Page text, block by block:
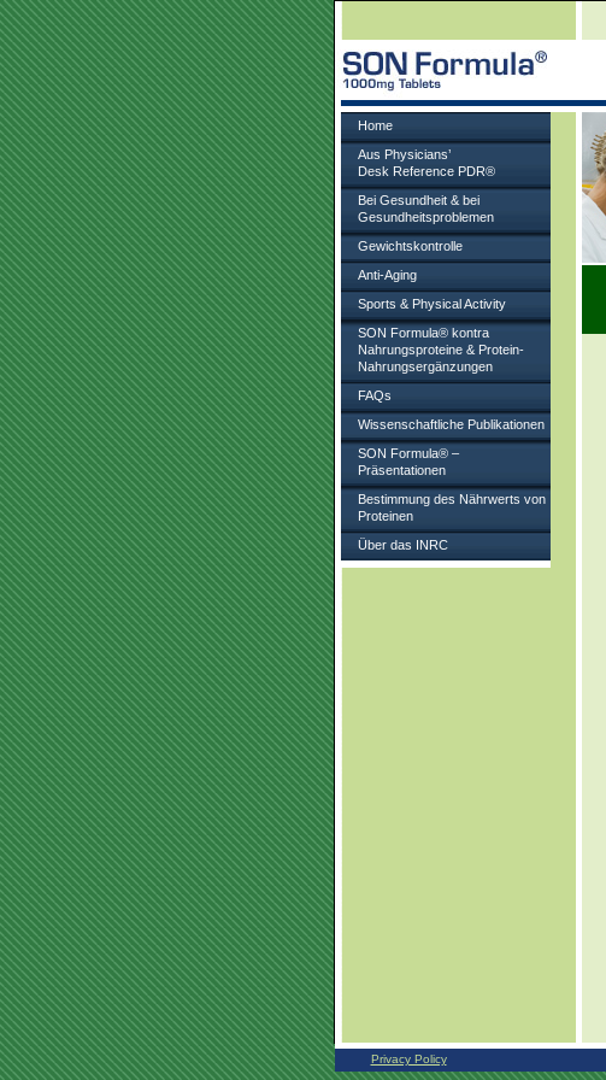
Home
Aus Physicians’
Desk Reference PDR®
Bei Gesundheit & bei
Gesundheitsproblemen
Gewichtskontrolle
Anti-Aging
Sports & Physical Activity
SON Formula® kontra
Nahrungsproteine & Protein-
Nahrungsergänzungen
FAQs
Wissenschaftliche Publikationen
SON Formula® –
Präsentationen
Bestimmung des Nährwerts von
Proteinen
Über das INRC
Privacy Policy